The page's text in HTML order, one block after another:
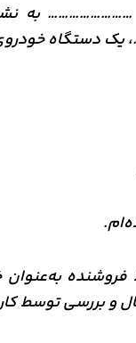
……………………
یک دستگاه
فروشنده
و بررسی